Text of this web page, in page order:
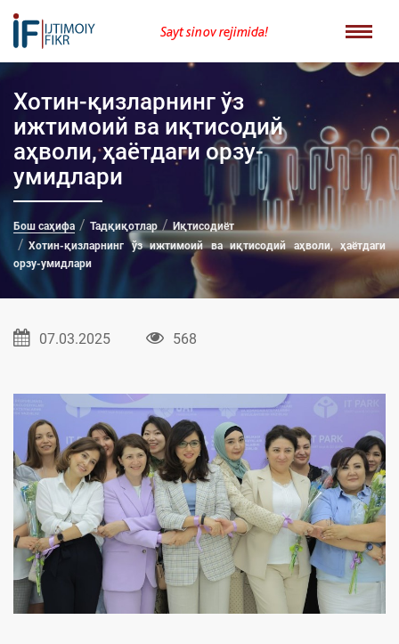
Sayt sinov rejimida!
Хотин-қизларнинг ўз
ижтимоий ва иқтисодий
аҳволи, ҳаётдаги орзу-
умидлари
Бош саҳифа Тадқиқотлар
Иқтисодиёт
Хотин-қизларнинг ўз ижтимоий ва иқтисодий аҳволи, ҳаётдаги
орзу-умидлари
07.03.2025 568